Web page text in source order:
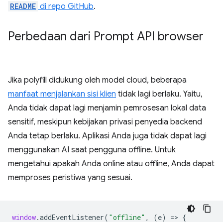
README di repo GitHub.
Perbedaan dari Prompt API browser
Jika polyfill didukung oleh model cloud, beberapa
manfaat menjalankan sisi klien tidak lagi berlaku. Yaitu,
Anda tidak dapat lagi menjamin pemrosesan lokal data
sensitif, meskipun kebijakan privasi penyedia backend
Anda tetap berlaku. Aplikasi Anda juga tidak dapat lagi
menggunakan AI saat pengguna offline. Untuk
mengetahui apakah Anda online atau offline, Anda dapat
memproses peristiwa yang sesuai.
window.addEventListener( "offline" , (e) => {